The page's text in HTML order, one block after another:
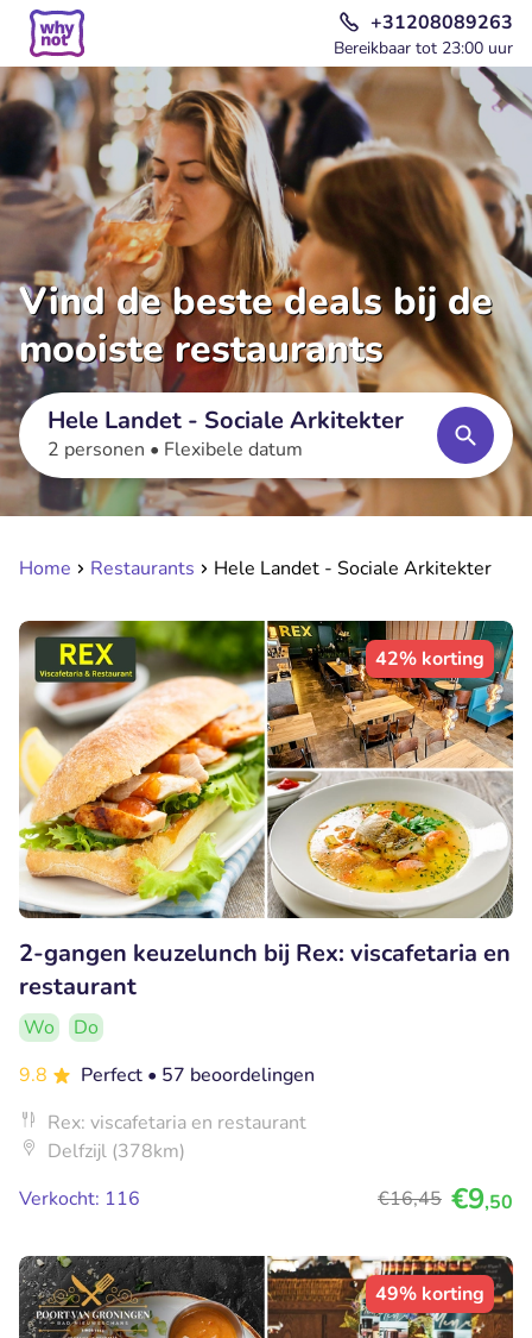
+31208089263
Bereikbaar tot 23:00 uur
Vind de beste deals bij de
mooiste restaurants
Hele Landet - Sociale Arkitekter
2 personen • Flexibele datum
Home Restaurants Hele Landet - Sociale Arkitekter
42% korting
2-gangen keuzelunch bij Rex: viscafetaria en
restaurant
Wo
Do
9.8
Perfect • 57 beoordelingen
Rex: viscafetaria en restaurant
Delfzijl (378km)
Verkocht: 116
€16,45 €9,50
49% korting